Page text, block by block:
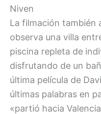
Niven
La filmación también
observa una villa
piscina repleta de
disfrutando de un
última película de
últimas palabras en
«partió hacia